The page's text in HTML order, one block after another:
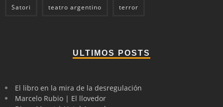
Satori teatro argentino terror
ULTIMOS POSTS
El libro en la mira de la desregulación
Marcelo Rubio | El llovedor